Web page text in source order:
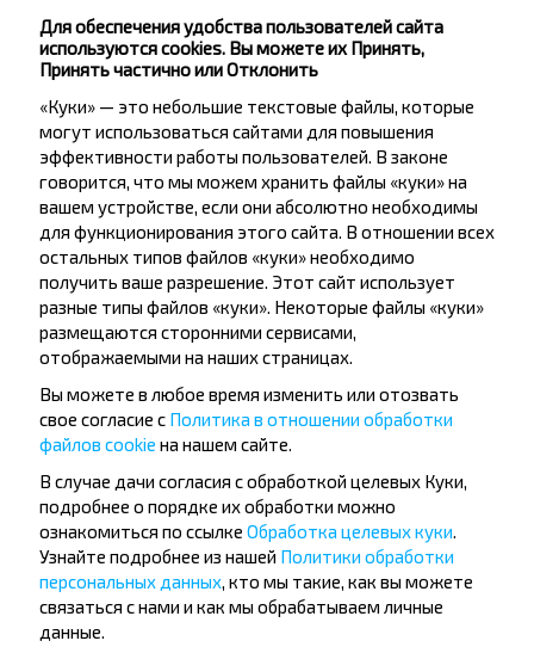
Не пропусти специальные акции, скидки и
другие интересные предложения INFOBUS.
Подпишись на получение новостей и
путешествуй с нами дешевле!
Подписаться
Популярные автобусные
направления
Орша - Могилёв
Минск - Несвиж
Минск - Могилёв
Минск - Пинск
Минск - Брест
Минск - Гомель
Минск - Барановичи
Гомель - Минск
Брест - Тересполь
Брест - Беловежская Пуща
Брест - Минск
Для обеспечения удобства пользователей сайта
используются cookies. Вы можете их Принять,
Принять частично или Отклонить
«Куки» — это небольшие текстовые файлы, которые
могут использоваться сайтами для повышения
эффективности работы пользователей. В законе
говорится, что мы можем хранить файлы «куки» на
вашем устройстве, если они абсолютно необходимы
для функционирования этого сайта. В отношении всех
остальных типов файлов «куки» необходимо
получить ваше разрешение. Этот сайт использует
разные типы файлов «куки». Некоторые файлы «куки»
размещаются сторонними сервисами,
отображаемыми на наших страницах.
Вы можете в любое время изменить или отозвать
свое согласие с Политика в отношении обработки
файлов cookie на нашем сайте.
В случае дачи согласия с обработкой целевых Куки,
подробнее о порядке их обработки можно
ознакомиться по ссылке Обработка целевых куки.
Узнайте подробнее из нашей Политики обработки
персональных данных, кто мы такие, как вы можете
связаться с нами и как мы обрабатываем личные
данные.